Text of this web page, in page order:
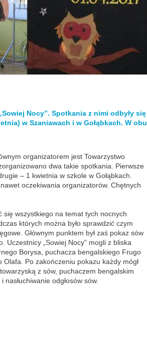
Nocy”. Spotkania z nimi odbyły się
w Szaniawach i w Gołąbkach. W obu
organizatorem jest Towarzystwo
dwa takie spotkania. Pierwsze
– 1 kwietnia w szkole w Gołąbkach.
oczekiwania organizatorów. Chętnych
się wszystkiego na temat tych nocnych
których można było sprawdzić czym
Głównym punktem był zaś pokaz sów
Uczestnicy „Sowiej Nocy” mogli z bliska
Borysa, puchacza bengalskiego Frugo
Po zakończeniu pokazu każdy mógł
z sów, puchaczem bengalskim
nasłuchiwanie odgłosów sów.